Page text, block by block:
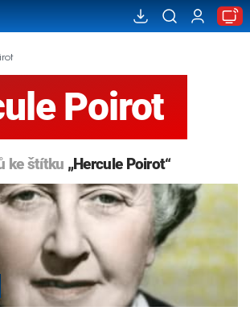
Poirot
ke štítku „Hercule Poirot“